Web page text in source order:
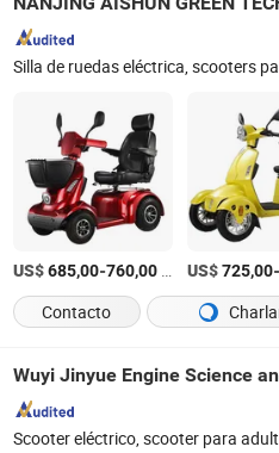
US$685,00-760,00 US$725,00-
Contacto
Wuyi Jinyue Engine Science